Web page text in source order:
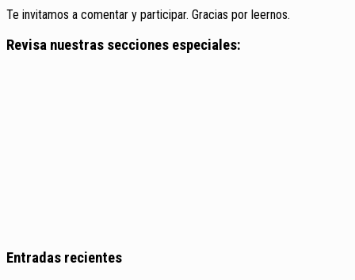
Te invitamos a comentar y participar. Gracias por leernos.
Revisa nuestras secciones especiales:
Entradas recientes